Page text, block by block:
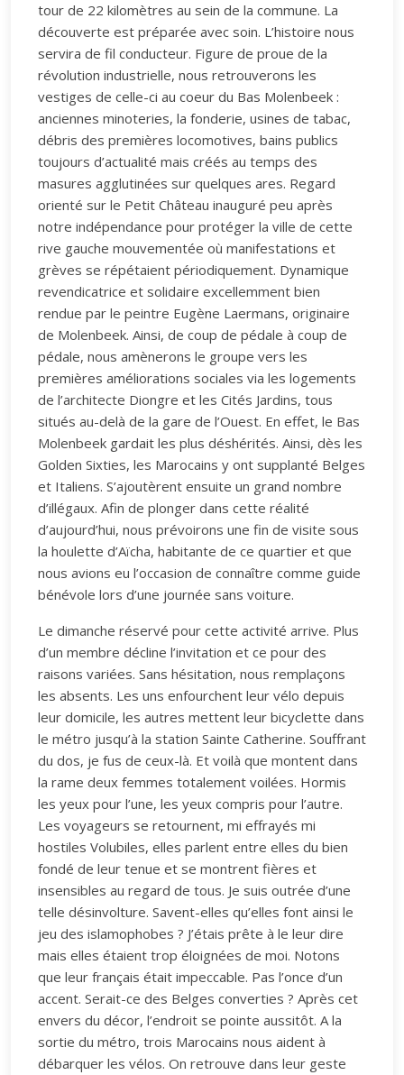
tour de 22 kilomètres au sein de la commune. La
découverte est préparée avec soin. L’histoire nous
servira de fil conducteur. Figure de proue de la
révolution industrielle, nous retrouverons les
vestiges de celle-ci au coeur du Bas Molenbeek :
anciennes minoteries, la fonderie, usines de tabac,
débris des premières locomotives, bains publics
toujours d’actualité mais créés au temps des
masures agglutinées sur quelques ares. Regard
orienté sur le Petit Château inauguré peu après
notre indépendance pour protéger la ville de cette
rive gauche mouvementée où manifestations et
grèves se répétaient périodiquement. Dynamique
revendicatrice et solidaire excellemment bien
rendue par le peintre Eugène Laermans, originaire
de Molenbeek. Ainsi, de coup de pédale à coup de
pédale, nous amènerons le groupe vers les
premières améliorations sociales via les logements
de l’architecte Diongre et les Cités Jardins, tous
situés au-delà de la gare de l’Ouest. En effet, le Bas
Molenbeek gardait les plus déshérités. Ainsi, dès les
Golden Sixties, les Marocains y ont supplanté Belges
et Italiens. S’ajoutèrent ensuite un grand nombre
d’illégaux. Afin de plonger dans cette réalité
d’aujourd’hui, nous prévoirons une fin de visite sous
la houlette d’Aïcha, habitante de ce quartier et que
nous avions eu l’occasion de connaître comme guide
bénévole lors d’une journée sans voiture.
Le dimanche réservé pour cette activité arrive. Plus
d’un membre décline l’invitation et ce pour des
raisons variées. Sans hésitation, nous remplaçons
les absents. Les uns enfourchent leur vélo depuis
leur domicile, les autres mettent leur bicyclette dans
le métro jusqu’à la station Sainte Catherine. Souffrant
du dos, je fus de ceux-là. Et voilà que montent dans
la rame deux femmes totalement voilées. Hormis
les yeux pour l’une, les yeux compris pour l’autre.
Les voyageurs se retournent, mi effrayés mi
hostiles Volubiles, elles parlent entre elles du bien
fondé de leur tenue et se montrent fières et
insensibles au regard de tous. Je suis outrée d’une
telle désinvolture. Savent-elles qu’elles font ainsi le
jeu des islamophobes ? J’étais prête à le leur dire
mais elles étaient trop éloignées de moi. Notons
que leur français était impeccable. Pas l’once d’un
accent. Serait-ce des Belges converties ? Après cet
envers du décor, l’endroit se pointe aussitôt. A la
sortie du métro, trois Marocains nous aident à
débarquer les vélos. On retrouve dans leur geste